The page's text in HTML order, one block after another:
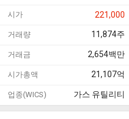
시가 221,000
거래량 11,874주
거래금 2,654백만
시가총액 21,107억
업종(WICS) 가스 유틸리티